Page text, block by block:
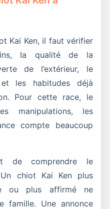
Kai Ken, il faut vérifier
la qualité de la
de l’extérieur, le
les habitudes déjà
Pour cette race, le
manipulations, les
compte beaucoup
de comprendre le
chiot Kai Ken plus
ou plus affirmé ne
famille. Une annonce